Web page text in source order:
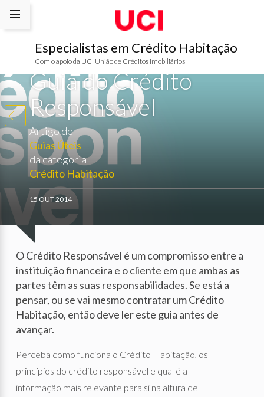
Especialistas em Crédito Habitação
Com o apoio da UCI União de Créditos Imobiliários
Guia do Crédito
Responsável
Artigo de
Guias Úteis
da categoria
Crédito Habitação
15 OUT 2014
O Crédito Responsável é um compromisso entre a
instituição financeira e o cliente em que ambas as
partes têm as suas responsabilidades. Se está a
pensar, ou se vai mesmo contratar um Crédito
Habitação, então deve ler este guia antes de
avançar.
Perceba como funciona o Crédito Habitação, os
princípios do crédito responsável e qual é a
informação mais relevante para si na altura de